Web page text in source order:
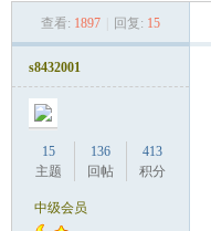
› ›
查看: 1897 回复: 15
s8432001
15
主题
136
回帖
413
积分
中级会员